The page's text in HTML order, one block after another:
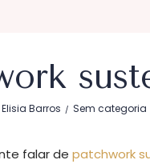
Elisia Barros
Postado
Sem categoria
falar de patchwork